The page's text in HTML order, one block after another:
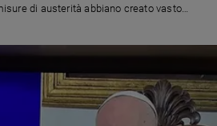
di austerità abbiano creato vasto